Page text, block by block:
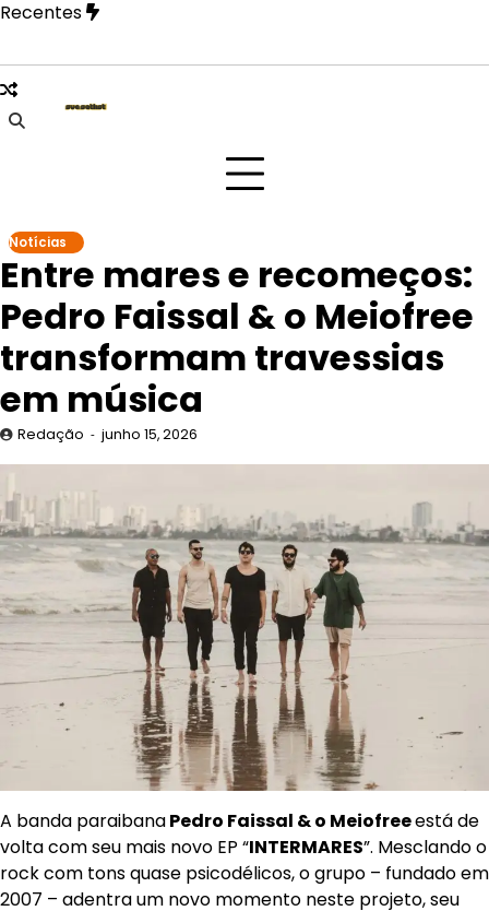
Skip
content
Recentes
na festa Tangerica antes de apresentação no Rock in
Notícias
Entre mares e recomeços:
Pedro Faissal & o Meiofree
transformam travessias
em música
Redação junho 15, 2026
A banda paraibanaPedro Faissal & o Meiofreeestá de
volta com seu mais novo EP “INTERMARES”. Mesclando o
rock com tons quase psicodélicos, o grupo – fundado em
2007 – adentra um novo momento neste projeto, seu